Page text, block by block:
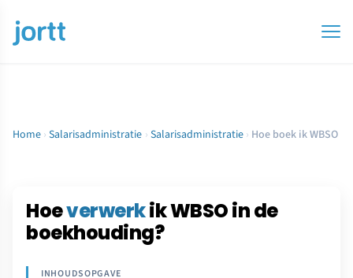
Home › Salarisadministratie › Salarisadministratie › Hoe boek ik WBSO
Hoeverwerkik WBSO in de
boekhouding?